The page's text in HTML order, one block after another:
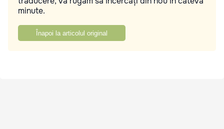
minute.
Înapoi la articolul original